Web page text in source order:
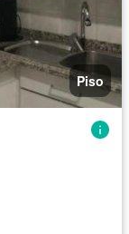
Piso